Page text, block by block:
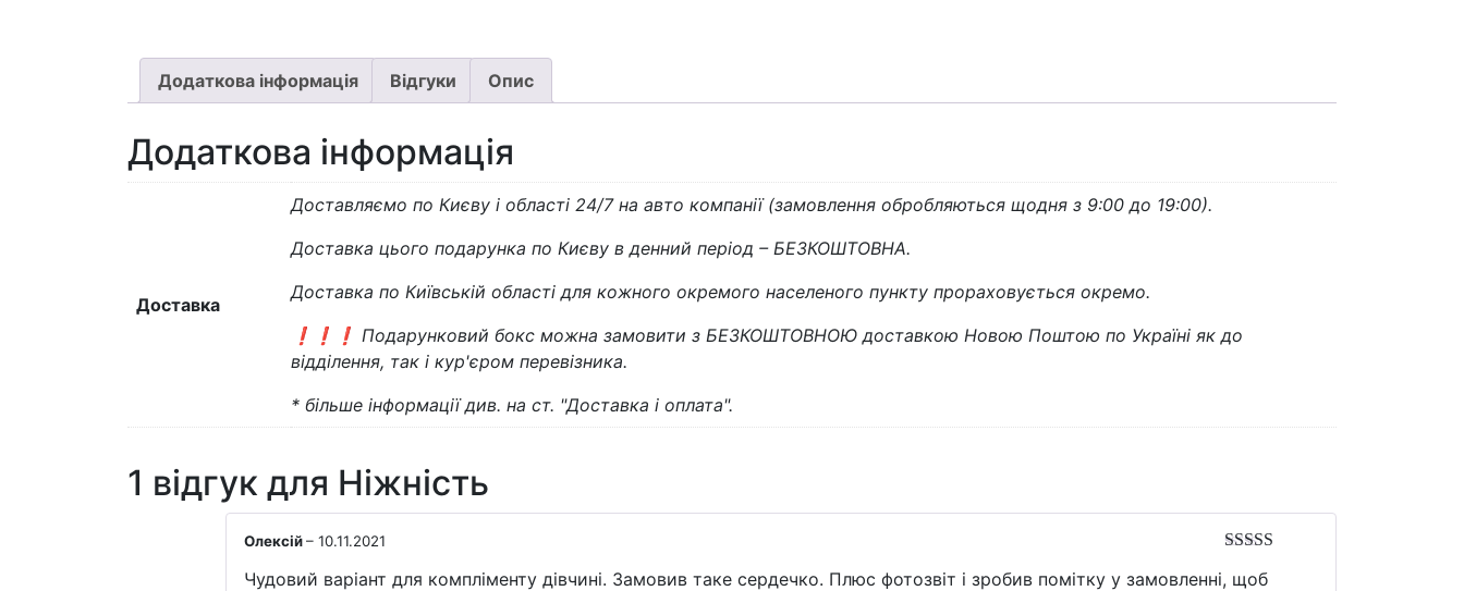
Додаткова інформація Відгуки Опис
Додаткова інформація
Доставка
Доставляємо по Києву і області 24/7 на авто компанії (замовлення обробляються щодня з 9:00 до 19:00).
Доставка цього подарунка по Києву в денний період – БЕЗКОШТОВНА.
Доставка по Київській області для кожного окремого населеного пункту прораховується окремо.
❗️❗️❗️ Подарунковий бокс можна замовити з БЕЗКОШТОВНОЮ доставкою Новою Поштою по Україні як до
відділення, так і кур'єром перевізника.
* більше інформації див. на ст. "Доставка і оплата".
1 відгук для Ніжність
з 5
Олексій– 10.11.2021
Чудовий варіант для компліменту дівчині. Замовив таке сердечко. Плюс фотозвіт і зробив помітку у замовленні, щоб